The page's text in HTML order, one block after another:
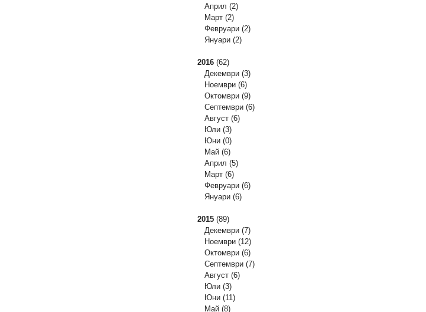
Април (2)
Март (2)
Февруари (2)
Януари (2)
2016 (62)
Декември (3)
Ноември (6)
Октомври (9)
Септември (6)
Август (6)
Юли (3)
Юни (0)
Май (6)
Април (5)
Март (6)
Февруари (6)
Януари (6)
2015 (89)
Декември (7)
Ноември (12)
Октомври (6)
Септември (7)
Август (6)
Юли (3)
Юни (11)
Май (8)